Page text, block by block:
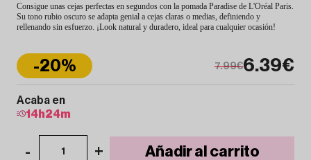
Consigue unas cejas perfectas en segundos con la pomada Paradise de L'Oréal Paris.
Su tono rubio oscuro se adapta genial a cejas claras o medias, definiendo y
rellenando sin esfuerzo. ¡Look natural y duradero, ideal para cualquier ocasión!
6.39€
-20% 7.99€
Acaba en
14 h24m
- 1 + Añadir al carrito